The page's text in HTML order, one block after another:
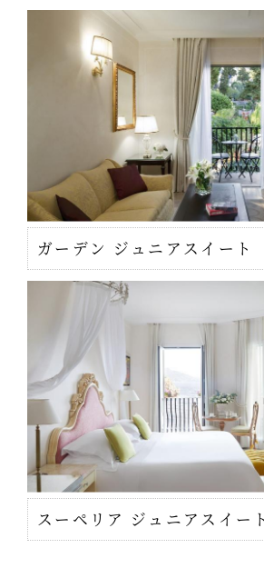
ガーデン ジュニアスイート
スーペリア ジュニアスイート